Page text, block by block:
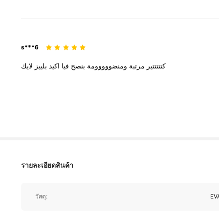
s***6
كتتتتتير مرتبة ومنضووووومة بنصح فيا اكيد بلييز لايك
รายละเอียดสินค้า
วัสดุ: